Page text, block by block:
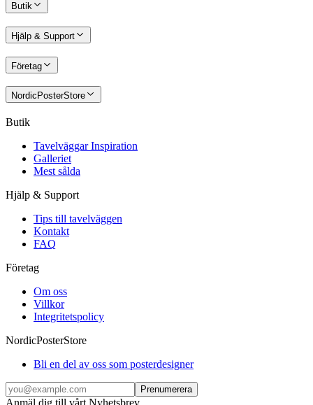
Butik
Hjälp & Support
Företag
NordicPosterStore
Butik
Tavelväggar Inspiration
Galleriet
Mest sålda
Hjälp & Support
Tips till tavelväggen
Kontakt
FAQ
Företag
Om oss
Villkor
Integritetspolicy
NordicPosterStore
Bli en del av oss som posterdesigner
Prenumerera